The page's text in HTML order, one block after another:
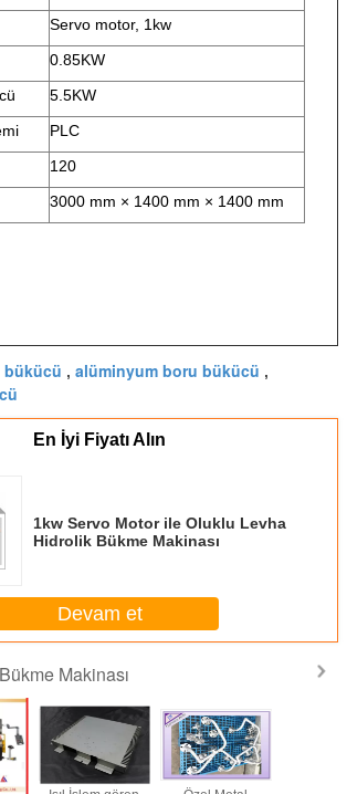
Servo motor, 1kw
0.85KW
5.5KW
PLC
120
3000 mm × 1400 mm × 1400 mm
, alüminyum boru bükücü ,
En İyi Fiyatı Alın
1kw Servo Motor ile Oluklu Levha
Hidrolik Bükme Makinası
Devam et
Makinası